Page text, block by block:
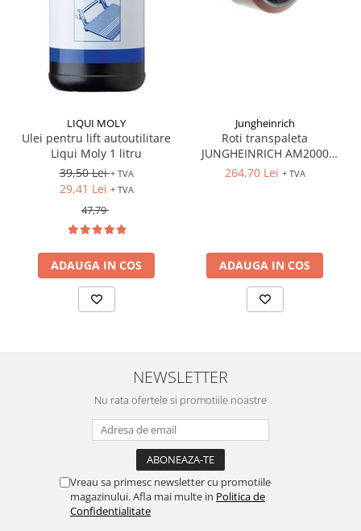
LIQUI MOLY
Ulei pentru lift autoutilitare
Liqui Moly 1 litru
39,50 Lei+ TVA
29,41 Lei + TVA
47,79
ADAUGA IN COS
Jungheinrich
Roti transpaleta
JUNGHEINRICH AM2000
170x50 mm
264,70 Lei + TVA
ADAUGA IN COS
NEWSLETTER
Nu rata ofertele si promotiile noastre
Vreau sa primesc newsletter cu promotiile
magazinului. Afla mai multe in Politica de
Confidentialitate